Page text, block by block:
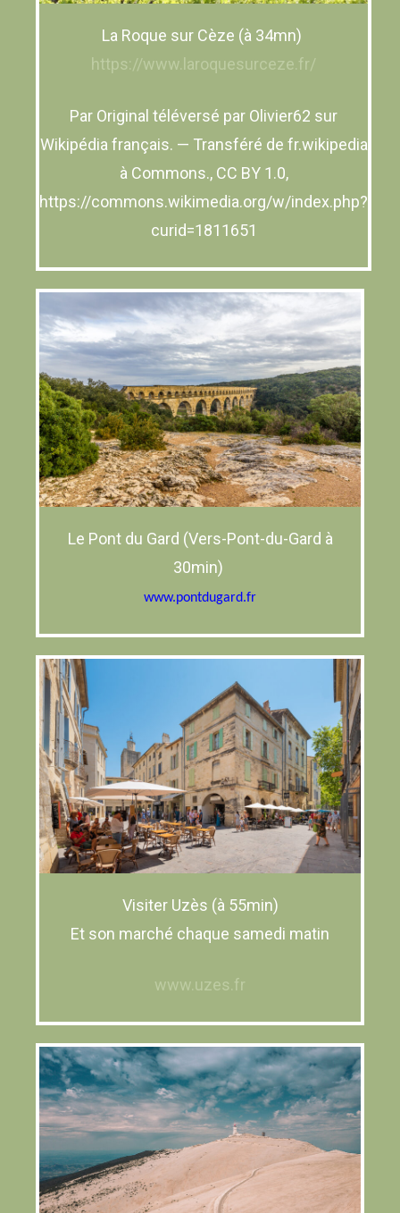
La Roque sur Cèze (à 34mn)
https://www.laroquesurceze.fr/
Par Original téléversé par Olivier62 sur
Wikipédia français. — Transféré de fr.wikipedia
à Commons., CC BY 1.0,
https://commons.wikimedia.org/w/index.php?
curid=1811651
Le Pont du Gard (Vers-Pont-du-Gard à
30min)
www.pontdugard.fr
Visiter Uzès (à 55min)
Et son marché chaque samedi matin
www.uzes.fr